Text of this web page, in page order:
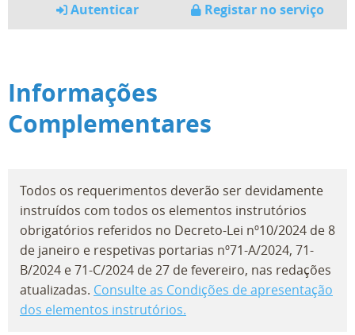
Autenticar Registar no serviço
Informações
Complementares
Todos os requerimentos deverão ser devidamente
instruídos com todos os elementos instrutórios
obrigatórios referidos no Decreto-Lei nº10/2024 de 8
de janeiro e respetivas portarias nº71-A/2024, 71-
B/2024 e 71-C/2024 de 27 de fevereiro, nas redações
atualizadas. Consulte as Condições de apresentação
dos elementos instrutórios.